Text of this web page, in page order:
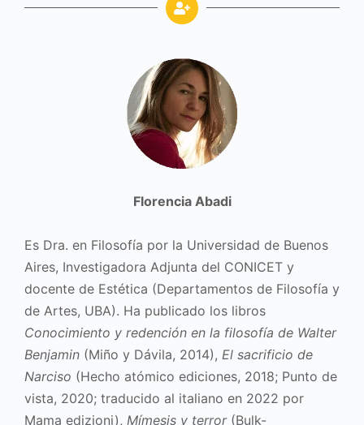
Florencia Abadi
Es Dra. en Filosofía por la Universidad de Buenos
Aires, Investigadora Adjunta del CONICET y
docente de Estética (Departamentos de Filosofía y
de Artes, UBA). Ha publicado los libros
Conocimiento y redención en la filosofía de Walter
Benjamin (Miño y Dávila, 2014), El sacrificio de
Narciso (Hecho atómico ediciones, 2018; Punto de
vista, 2020; traducido al italiano en 2022 por
Mama edizioni), Mímesis y terror(Bulk-